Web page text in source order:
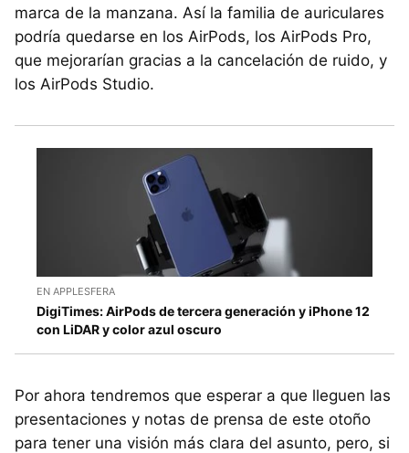
marca de la manzana. Así la familia de auriculares
podría quedarse en los AirPods, los AirPods Pro,
que mejorarían gracias a la cancelación de ruido, y
los AirPods Studio.
EN APPLESFERA
DigiTimes: AirPods de tercera generación y iPhone 12
con LiDAR y color azul oscuro
Por ahora tendremos que esperar a que lleguen las
presentaciones y notas de prensa de este otoño
para tener una visión más clara del asunto, pero, si